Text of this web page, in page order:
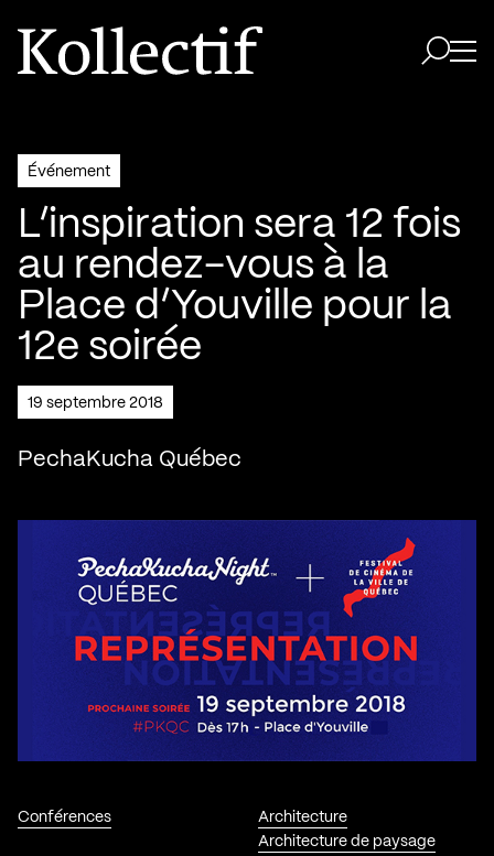
Aller à la page d'accueil
Logo Kollectif
Événement
L’inspiration sera 12 fois
au rendez-vous à la
Place d’Youville pour la
12e soirée
19 septembre 2018
PechaKucha Québec
Conférences
Architecture
Architecture de paysage